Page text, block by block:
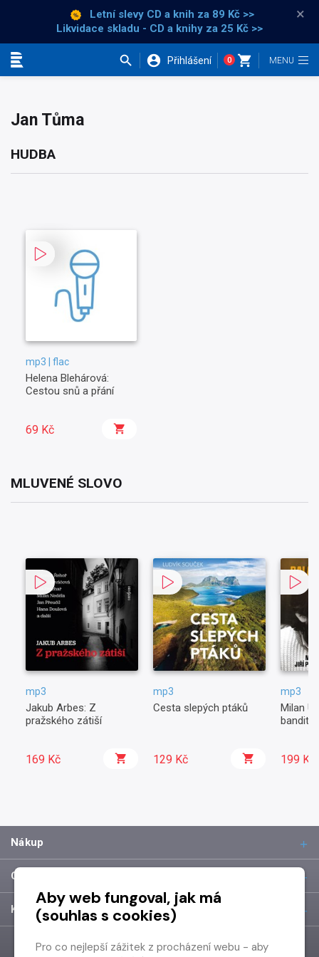
Letní slevy CD a knih za 89 Kč >>
Likvidace skladu - CD a knihy za 25 Kč >>
×
Přihlášení 0
Jan Tůma
HUDBA
mp3 | flac
Helena Blehárová:
Cestou snů a přání
69 Kč
MLUVENÉ SLOVO
mp3
Jakub Arbes: Z
pražského zátiší
169 Kč
mp3
Cesta slepých ptáků
129 Kč
mp3
Milan
banditu
199 Kč
Nákup
O společnosti
Kontakt
Aby web fungoval, jak má
(souhlas s cookies)
Pro co nejlepší zážitek z procházení webu - aby